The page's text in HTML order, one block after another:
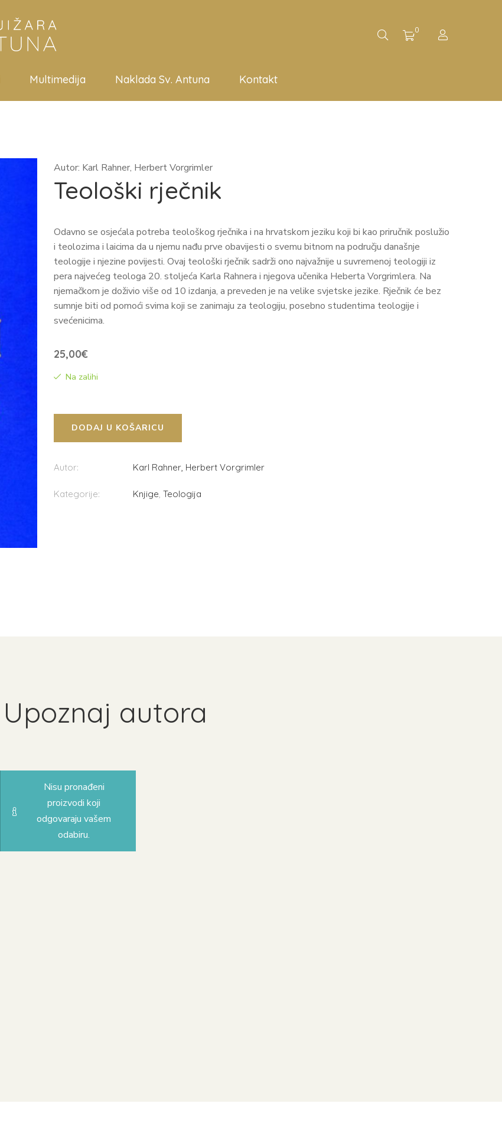
0
Multimedija Naklada Sv. Antuna Kontakt
Autor: Karl Rahner, Herbert Vorgrimler
Teološki rječnik
Odavno se osjećala potreba teološkog rječnika i na hrvatskom jeziku koji bi kao priručnik poslužio
i teolozima i laicima da u njemu nađu prve obavijesti o svemu bitnom na području današnje
teologije i njezine povijesti. Ovaj teološki rječnik sadrži ono najvažnije u suvremenoj teologiji iz
pera najvećeg teologa 20. stoljeća Karla Rahnera i njegova učenika Heberta Vorgrimlera. Na
njemačkom je doživio više od 10 izdanja, a preveden je na velike svjetske jezike. Rječnik će bez
sumnje biti od pomoći svima koji se zanimaju za teologiju, posebno studentima teologije i
svećenicima.
25,00€
Na zalihi
DODAJ U KOŠARICU
Autor: Karl Rahner, Herbert Vorgrimler
Kategorije: Knjige, Teologija
Upoznaj autora
Nisu pronađeni
proizvodi koji
odgovaraju vašem
odabiru.